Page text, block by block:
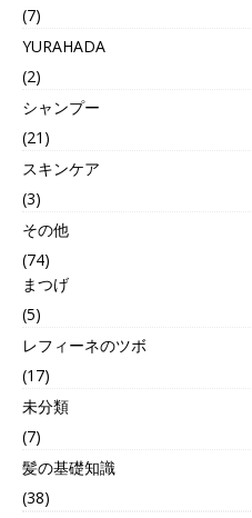
(7)
YURAHADA
(2)
シャンプー
(21)
スキンケア
(3)
その他
(74)
まつげ
(5)
レフィーネのツボ
(17)
未分類
(7)
髪の基礎知識
(38)